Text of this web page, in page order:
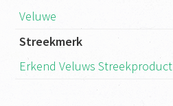
Veluwe
Streekmerk
Erkend Veluws Streekproduct